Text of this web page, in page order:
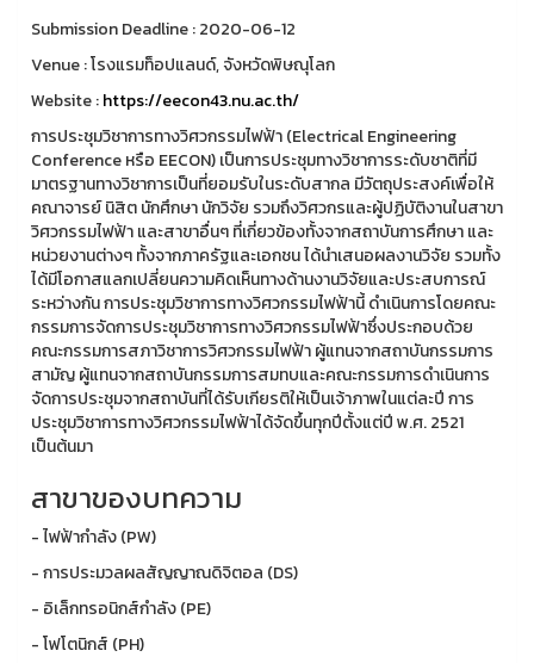
Submission Deadline : 2020-06-12
Venue : โรงแรมท็อปแลนด์, จังหวัดพิษณุโลก
Website :https://eecon43.nu.ac.th/
การประชุมวิชาการทางวิศวกรรมไฟฟ้า (Electrical Engineering
Conference หรือ EECON) เป็นการประชุมทางวิชาการระดับชาติที่มี
มาตรฐานทางวิชาการเป็นที่ยอมรับในระดับสากล มีวัตถุประสงค์เพื่อให้
คณาจารย์ นิสิต นักศึกษา นักวิจัย รวมถึงวิศวกรและผู้ปฏิบัติงานในสาขา
วิศวกรรมไฟฟ้า และสาขาอื่นๆ ที่เกี่ยวข้องทั้งจากสถาบันการศึกษา และ
หน่วยงานต่างๆ ทั้งจากภาครัฐและเอกชน ได้นำเสนอผลงานวิจัย รวมทั้ง
ได้มีโอกาสแลกเปลี่ยนความคิดเห็นทางด้านงานวิจัยและประสบการณ์
ระหว่างกัน การประชุมวิชาการทางวิศวกรรมไฟฟ้านี้ ดำเนินการโดยคณะ
กรรมการจัดการประชุมวิชาการทางวิศวกรรมไฟฟ้าซึ่งประกอบด้วย
คณะกรรมการสภาวิชาการวิศวกรรมไฟฟ้า ผู้แทนจากสถาบันกรรมการ
สามัญ ผู้แทนจากสถาบันกรรมการสมทบและคณะกรรมการดำเนินการ
จัดการประชุมจากสถาบันที่ได้รับเกียรติให้เป็นเจ้าภาพในแต่ละปี การ
ประชุมวิชาการทางวิศวกรรมไฟฟ้าได้จัดขึ้นทุกปีตั้งแต่ปี พ.ศ. 2521
เป็นต้นมา
สาขาของบทความ
- ไฟฟ้ากำลัง (PW)
- การประมวลผลสัญญาณดิจิตอล (DS)
- อิเล็กทรอนิกส์กำลัง (PE)
- โฟโตนิกส์ (PH)